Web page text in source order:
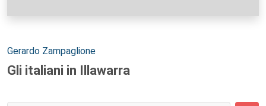
Autori:
Gerardo Zampaglione
Gli italiani in Illawarra